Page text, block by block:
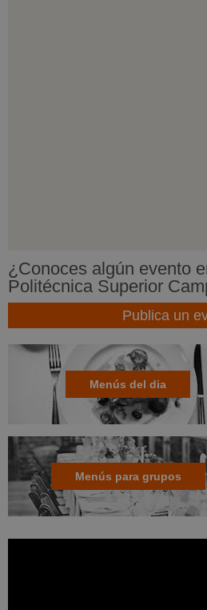
¿Conoces algún evento
Politécnica Superior
Publica un
Menús del dia
Menús para grupos